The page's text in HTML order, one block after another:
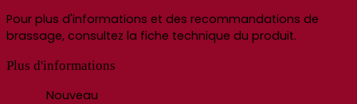
Pour plus d'informations et des recommandations de
brassage, consultez la fiche technique du produit.
Plus d'informations
Nouveau